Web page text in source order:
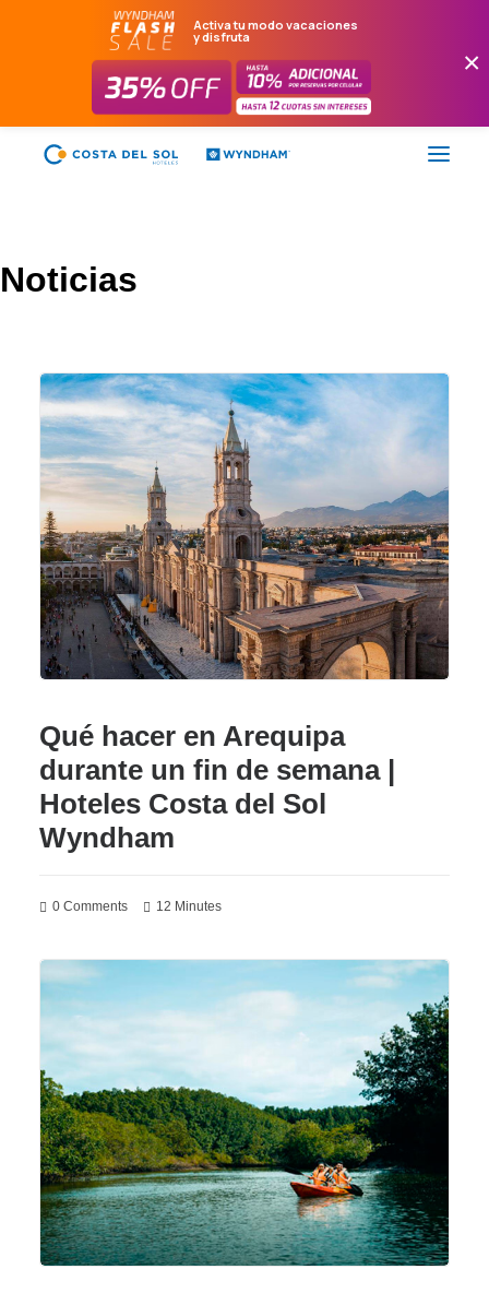
×
Activa tu modo vacaciones
y disfruta
PROMOCIONES
EVENTOS
RESTAURANTES
SPA
ES
(+51) 01 200 9200
AGENCIAS/EMPRESAS
Noticias
Qué hacer en Arequipa
durante un fin de semana |
Hoteles Costa del Sol
Wyndham
0 Comments 12 Minutes